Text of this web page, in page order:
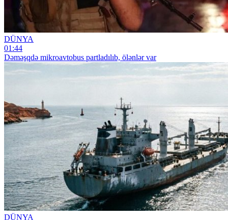
DÜNYA
01:44
Dəməşqdə mikroavtobus partladılıb, ölənlər var
DÜNYA